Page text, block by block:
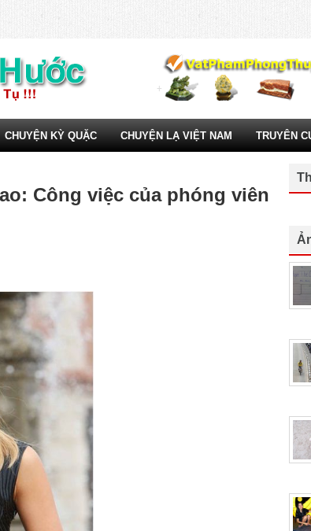
CHUYỆN KỲ QUẶC CHUYỆN LẠ VIỆT NAM TRUYÊN
Công việc của phóng viên